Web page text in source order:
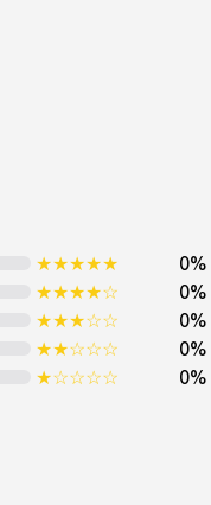
★★★★★ 0%
★★★★☆ 0%
★★★☆☆ 0%
★★☆☆☆ 0%
★☆☆☆☆ 0%